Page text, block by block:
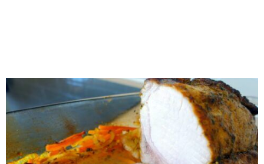
RECOMENDADOS